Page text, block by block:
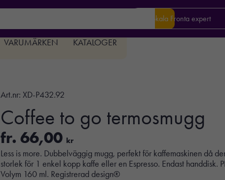
Din lokala Fronta expert
VARUMÄRKEN KATALOGER
Art.nr: XD-P432.92
Coffee to go termosmugg
fr. 66,00 kr
Less is more. Dubbelväggig mugg, perfekt för kaffemaskinen då
storlek för 1 enkel kopp kaffe eller en Espresso. Endast handdisk.
Volym 160 ml. Registrerad design®